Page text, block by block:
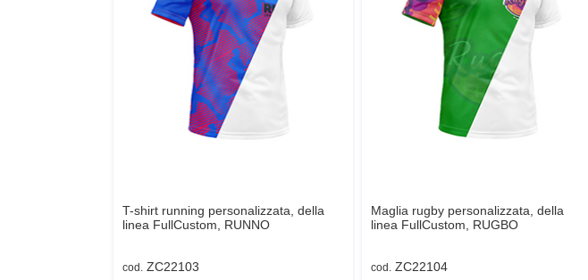
T-shirt running personalizzata, della
linea FullCustom, RUNNO
cod. ZC22103
Maglia rugby personalizzata, della
linea FullCustom, RUGBO
cod. ZC22104